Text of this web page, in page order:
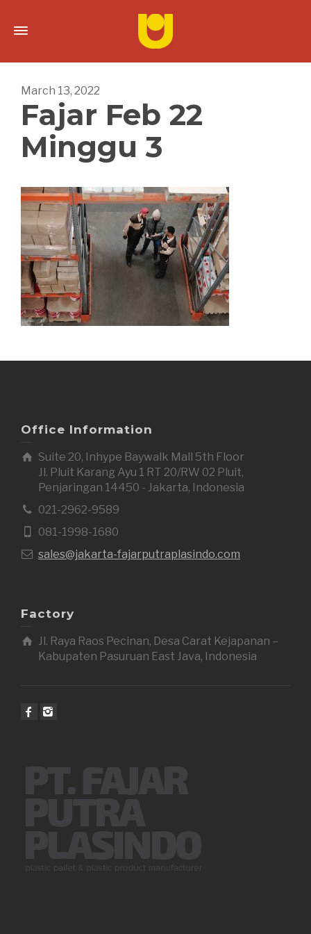
March 13, 2022
Fajar Feb 22
Minggu 3
Office Information
Suite 20, Inhype Baywalk Mall 5th Floor
Jl. Pluit Karang Ayu 1 RT 20/RW 02 Pluit,
Penjaringan 14450 - Jakarta, Indonesia
021-2962-9589
081-1998-1680
sales@jakarta-fajarputraplasindo.com
Factory
Jl. Raya Raos Pecinan, Desa Carat Kejapanan –
Kabupaten Pasuruan East Java, Indonesia